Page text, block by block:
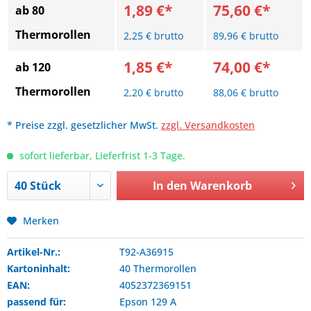
ab 80
Thermorollen
1,89 €*
2,25 € brutto
75,60 €*
89,96 € brutto
ab 120
Thermorollen
1,85 €*
2,20 € brutto
74,00 €*
88,06 € brutto
* Preise zzgl. gesetzlicher MwSt. zzgl. Versandkosten
sofort lieferbar, Lieferfrist 1-3 Tage.
In den Warenkorb
Merken
Artikel-Nr.:
T92-A36915
Kartoninhalt:
40 Thermorollen
EAN:
4052372369151
passend für:
Epson 129 A